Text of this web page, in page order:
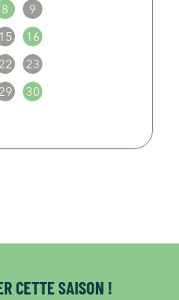
8
9
15
16
22
23
29
30
CETTE SAISON !